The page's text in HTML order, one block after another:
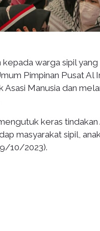
kepada warga sipil
Pimpinan Pusat Al
Manusia dan
keras
masyarakat sipil,
10/2023).